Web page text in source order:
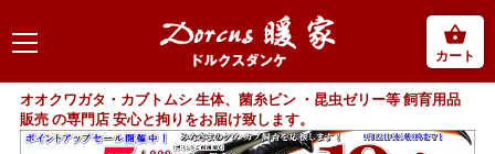
カート
オオクワガタ・カブトムシ 生体、菌糸ビン ・昆虫ゼリー等 飼育用品
販売 の専門店 安心と拘りをお届け致します。